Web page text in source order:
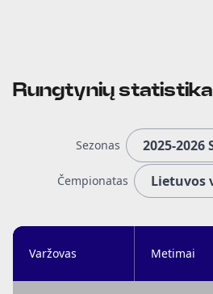
Rungtynių statistika
Sezonas
Čempionatas
Varžovas Metimai